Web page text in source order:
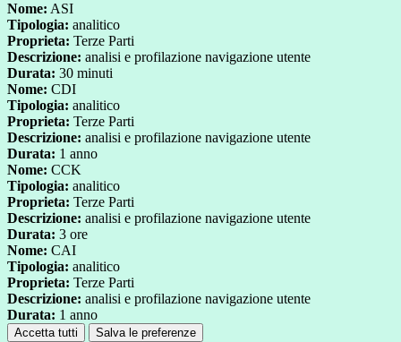
Nome: ASI
Tipologia: analitico
Proprieta: Terze Parti
Descrizione: analisi e profilazione navigazione utente
Durata: 30 minuti
Nome: CDI
Tipologia: analitico
Proprieta: Terze Parti
Descrizione: analisi e profilazione navigazione utente
Durata: 1 anno
Nome: CCK
Tipologia: analitico
Proprieta: Terze Parti
Descrizione: analisi e profilazione navigazione utente
Durata: 3 ore
Nome: CAI
Tipologia: analitico
Proprieta: Terze Parti
Descrizione: analisi e profilazione navigazione utente
Durata: 1 anno
Accetta tutti Salva le preferenze